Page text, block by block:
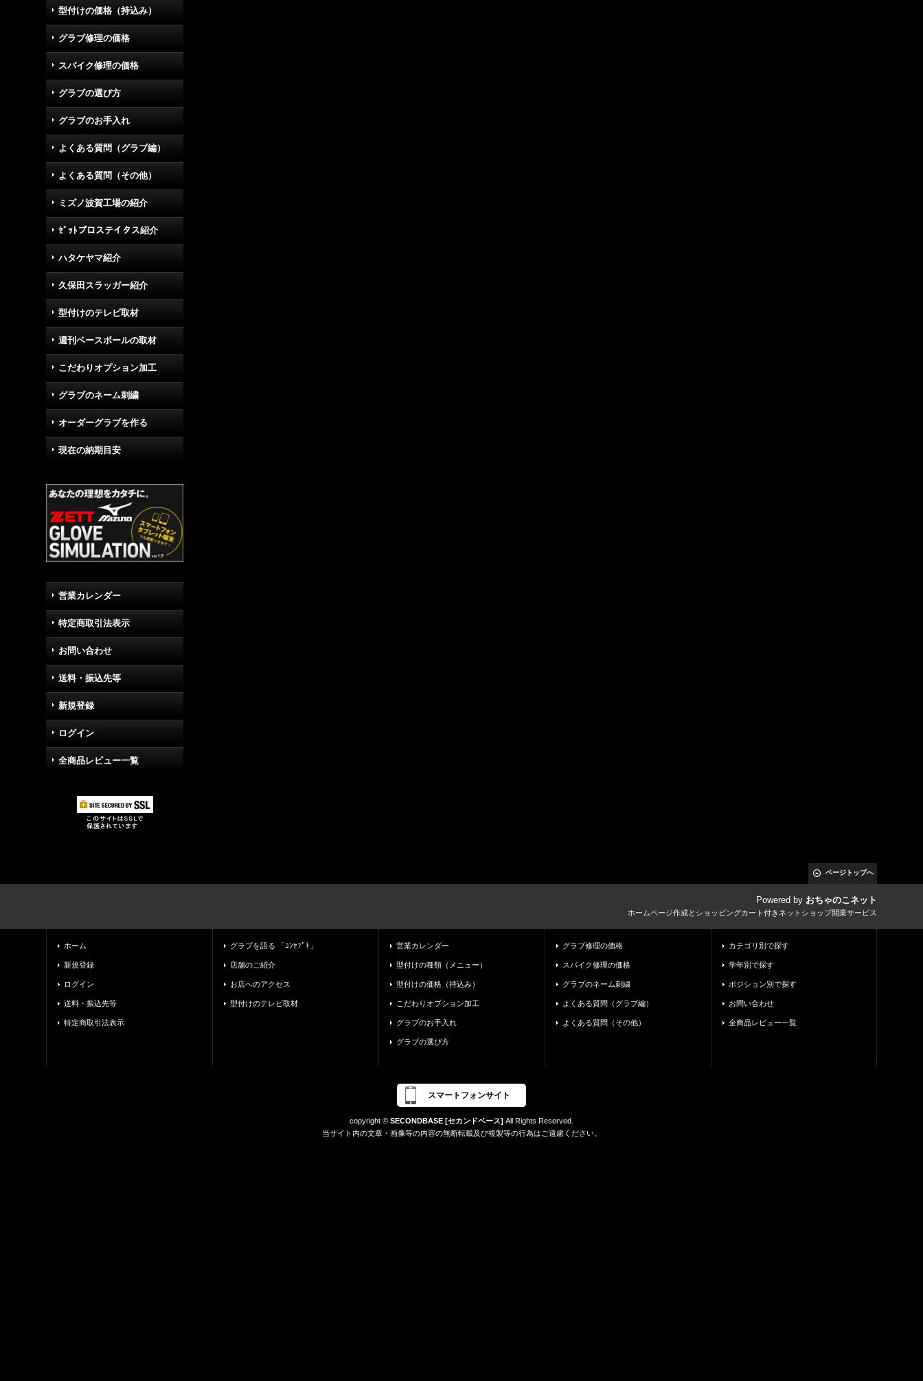
型付けの価格（持込み）
グラブ修理の価格
スパイク修理の価格
グラブの選び方
グラブのお手入れ
よくある質問（グラブ編）
よくある質問（その他）
ミズノ波賀工場の紹介
ｾﾞｯﾄプロステイタス紹介
ハタケヤマ紹介
久保田スラッガー紹介
型付けのテレビ取材
週刊ベースボールの取材
こだわりオプション加工
グラブのネーム刺繍
オーダーグラブを作る
現在の納期目安
営業カレンダー
特定商取引法表示
お問い合わせ
送料・振込先等
新規登録
ログイン
全商品レビュー一覧
ページトップへ
Powered by おちゃのこネット
ホームページ作成とショッピングカート付きネットショップ開業サービス
ホーム
新規登録
ログイン
送料・振込先等
特定商取引法表示
グラブを語る 「ｺﾝｾﾌﾟﾄ」
店舗のご紹介
お店へのアクセス
型付けのテレビ取材
営業カレンダー
型付けの種類（メニュー）
型付けの価格（持込み）
こだわりオプション加工
グラブのお手入れ
グラブの選び方
グラブ修理の価格
スパイク修理の価格
グラブのネーム刺繍
よくある質問（グラブ編）
よくある質問（その他）
カテゴリ別で探す
学年別で探す
ポジション別で探す
お問い合わせ
全商品レビュー一覧
スマートフォンサイト
copyright © SECONDBASE [セカンドベース] All Rights Reserved.
当サイト内の文章・画像等の内容の無断転載及び複製等の行為はご遠慮ください。